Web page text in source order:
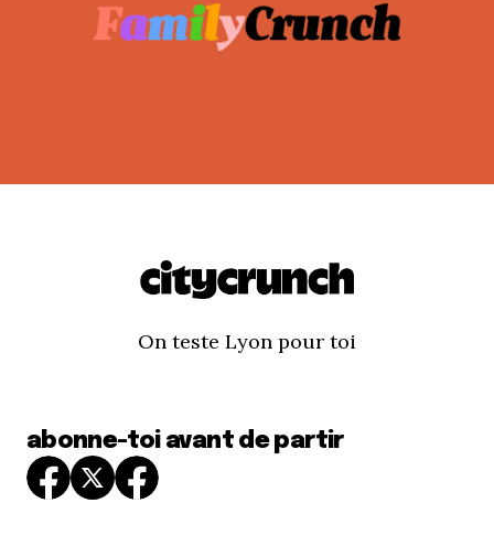
On teste Lyon pour toi
abonne-toi avant de partir